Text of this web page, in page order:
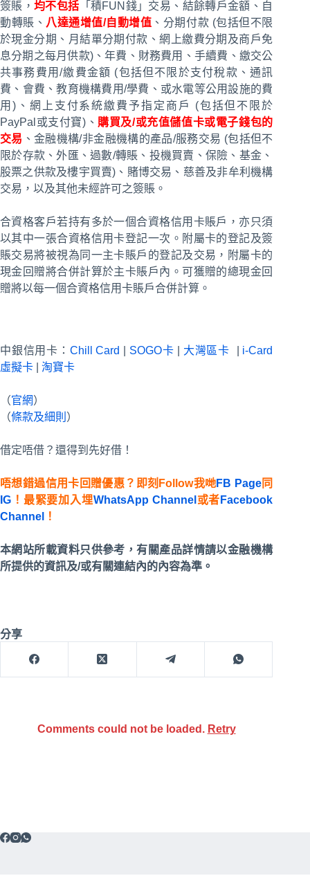
簽賬，均不包括 「積FUN錢」交易、結餘轉戶金額、自
動轉賬、 八達通增值/自動增值 、分期付款 (包括但不限
於現金分期、月結單分期付款、網上繳費分期及商戶免
息分期之每月供款)、年費、財務費用、手續費、繳交公
共事務費用/繳費金額 (包括但不限於支付稅款、通訊
費、會費、教育機構費用/學費、或水電等公用設施的費
用)、網上支付系統繳費予指定商戶 (包括但不限於
PayPal或支付寶)、 購買及/或充值儲值卡或電子錢包的
交易 、金融機構/非金融機構的產品/服務交易 (包括但不
限於存款、外匯、過數/轉賬、投機買賣、保險、基金、
股票之供款及樓宇買賣)、賭博交易、慈善及非牟利機構
交易，以及其他未經許可之簽賬。
合資格客戶若持有多於一個合資格信用卡賬戶，亦只須
以其中一張合資格信用卡登記一次。附屬卡的登記及簽
賬交易將被視為同一主卡賬戶的登記及交易，附屬卡的
現金回贈將合併計算於主卡賬戶內。可獲贈的總現金回
贈將以每一個合資格信用卡賬戶合併計算。
中銀信用卡： Chill Card SOGO卡 大灣區卡
i-Card
虛擬卡
淘寶卡
（官網）
（條款及細則 ）
借定唔借？還得到先好借！
唔想錯過信用卡回贈優惠？即刻Follow我哋FB Page同
IG ！最緊要加入埋WhatsApp Channel 或者 Facebook
Channel
！
本網站所載資料只供參考，有關產品詳情請以金融機構
所提供的資訊及/或有關連結內的內容為準。
分享
Comments could not be loaded. Retry